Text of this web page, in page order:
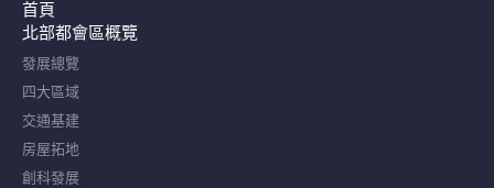
首頁
北部都會區概覽​
發展總覽
四大區域
交通基建
房屋拓地
創科發展